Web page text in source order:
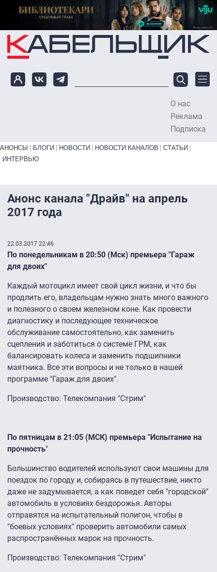
Перейти к основному содержанию
О нас
Реклама
Подписка
Primary links bottom
АНОНСЫ БЛОГИ НОВОСТИ НОВОСТИ КАНАЛОВ
СТАТЬИ
ИНТЕРВЬЮ
Анонс канала "Драйв" на апрель
2017 года
22.03.2017 22:46
По понедельникам в 20:50 (Мск) премьера "Гараж
для двоих"
Каждый мотоцикл имеет свой цикл жизни, и что бы
продлить его, владельцам нужно знать много важного
и полезного о своем железном коне. Как провести
диагностику и последующее техническое
обслуживание самостоятельно, как заменить
сцепления и заботиться о системе ГРМ, как
балансировать колеса и заменить подшипники
маятника. Все эти вопросы и не только в нашей
программе "Гараж для двоих".
Производство: Телекомпания "Стрим"
По пятницам в 21:05 (МСК) премьера "Испытание на
прочность"
Большинство водителей используют свои машины для
поездок по городу и, собираясь в путешествие, никто
даже не задумывается, а как поведет себя "городской"
автомобиль в условиях бездорожья. Авторы
отправятся на испытательный полигон, чтобы в
"боевых условиях" проверить автомобили самых
распространённых марок на прочность.
Производство: Телекомпания "Стрим"